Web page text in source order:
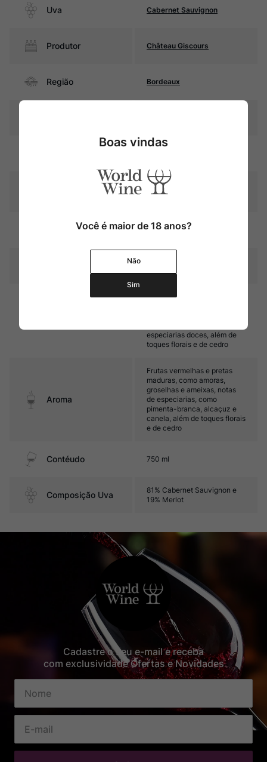
Uva Cabernet Sauvignon
Produtor Château Giscours
Região Bordeaux
Rubi intenso com reflexos
Graduação Alcóoli
13,5%
Amadurecimento
15 a 18 meses em barricas de
Médio corpo, com taninos
especiarias doces, além de
toques florais e de cedro
Aroma
Frutas vermelhas e pretas
maduras, como amoras,
groselhas e ameixas, notas
de especiarias, como
pimenta-branca, alcaçuz e
canela, além de toques florais
e de cedro
Contéudo 750 ml
Composição Uva
81% Cabernet Sauvignon e
19% Merlot
Cadastre o seu e-mail e receba
com exclusividade Ofertas e Novidades
Boas vindas
Você é maior de 18 anos?
Não
Sim